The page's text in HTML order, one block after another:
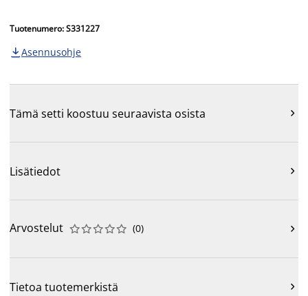
Tuotenumero: S331227
 Asennusohje
Tämä setti koostuu seuraavista osista 
Lisätiedot 
Arvostelut 




 (0) 
Tietoa tuotemerkistä 